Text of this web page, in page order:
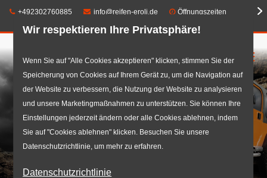
Wir respektieren Ihre Privatsphäre!
Wenn Sie auf "Alle Cookies akzeptieren" klicken, stimmen Sie der
Speicherung von Cookies auf Ihrem Gerät zu, um die Navigation auf
der Website zu verbessern, die Nutzung der Website zu analysieren
und unsere Marketingmaßnahmen zu unterstützen. Sie können Ihre
Einstellungen jederzeit ändern oder alle Cookies ablehnen, indem
Sie auf "Cookies ablehnen" klicken. Besuchen Sie unsere
Datenschutzrichtlinie, um mehr zu erfahren.
Datenschutzrichtlinie
Direkt
zum
Telefon:
+492302760885 E-Mail:info@reifen-eroli.de Öffnungszeiten
☰